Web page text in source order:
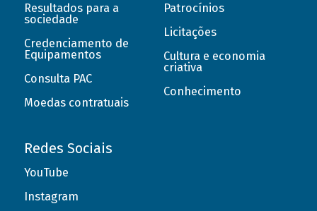
Resultados para a
sociedade
Credenciamento de
Equipamentos
Consulta PAC
Moedas contratuais
Patrocínios
Licitações
Cultura e economia
criativa
Conhecimento
Redes Sociais
YouTube
Instagram